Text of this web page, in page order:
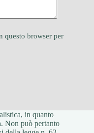
questo browser per
in quanto
Non può pertanto